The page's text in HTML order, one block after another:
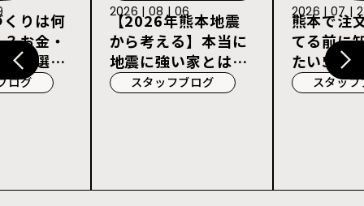
りは何
お金・
社選び
ログ
【2026年熊本地震
から考える】本当に
地震に強い家とは？
耐震等級3・許容応
スタッフブログ
2026 | 08 | 06
熊本で注
てる前に
たい5つ
スタッ
2026 | 07 |